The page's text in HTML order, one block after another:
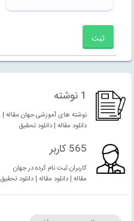
1 نوشته
نوشته های آموزشی جهان مقاله |
دانلود مقاله | دانلود تحقیق
565 کاربر
کاربران ثبت نام کرده در جهان
مقاله | دانلود مقاله | دانلود تحقیق